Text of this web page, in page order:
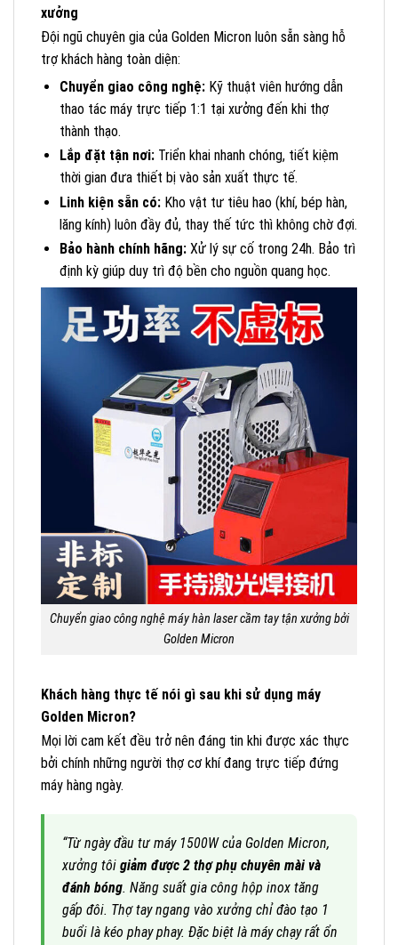
xưởng
Đội ngũ chuyên gia của Golden Micron luôn sẵn sàng hỗ
trợ khách hàng toàn diện:
Chuyển giao công nghệ:Kỹ thuật viên hướng dẫn
thao tác máy trực tiếp 1:1 tại xưởng đến khi thợ
thành thạo.
Lắp đặt tận nơi:Triển khai nhanh chóng, tiết kiệm
thời gian đưa thiết bị vào sản xuất thực tế.
Linh kiện sẵn có:Kho vật tư tiêu hao (khí, bép hàn,
lăng kính) luôn đầy đủ, thay thế tức thì không chờ đợi.
Bảo hành chính hãng:Xử lý sự cố trong 24h. Bảo trì
định kỳ giúp duy trì độ bền cho nguồn quang học.
Chuyển giao công nghệ máy hàn laser cầm tay tận xưởng bởi
Golden Micron
Khách hàng thực tế nói gì sau khi sử dụng máy
Golden Micron?
Mọi lời cam kết đều trở nên đáng tin khi được xác thực
bởi chính những người thợ cơ khí đang trực tiếp đứng
máy hàng ngày.
“Từ ngày đầu tư máy 1500W của Golden Micron,
xưởng tôi giảm được 2 thợ phụ chuyên mài và
đánh bóng. Năng suất gia công hộp inox tăng
gấp đôi. Thợ tay ngang vào xưởng chỉ đào tạo 1
buổi là kéo phay phay. Đặc biệt là máy chạy rất ổn